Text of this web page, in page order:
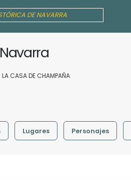
DE NAVARRA
LA CASA DE CHAMPAÑA
Lugares Personajes